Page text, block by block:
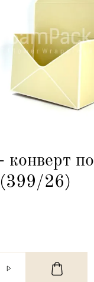
конверт
26)